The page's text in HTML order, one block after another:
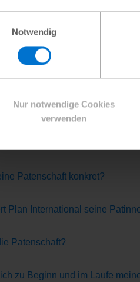
Notwendig
Nur notwendige Cookies
verwenden
sich die Pat:innen für ihr
leistet, für Pat:innen sichtbar und
Zuwendungen der
langfristig zu
von denen alle
unsere Patenschaft mit
Patenschaft übernehmen?
Patenschaft konkret?
Plan International seine
Patenschaft?
zu Beginn und im Laufe